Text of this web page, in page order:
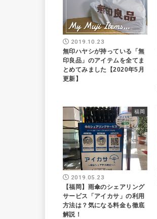
2019.10.23
無印ハヤシが持っている「無
印良品」のアイテムを全てま
とめてみました【2020年5月
更新】
福岡
2019.05.23
【福岡】雨傘のシェアリング
サービス「アイカサ」の利用
方法は？気になる料金も徹底
解説！